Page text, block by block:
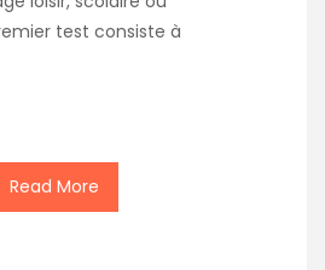
test consiste à
Read More